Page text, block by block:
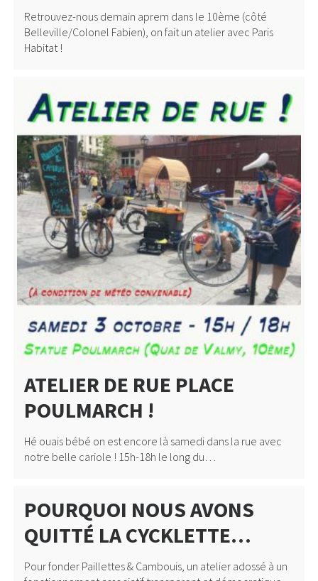
Retrouvez-nous demain aprem dans le 10ème (côté
Belleville/Colonel Fabien), on fait un atelier avec Paris
Habitat !
ATELIER DE RUE PLACE
POULMARCH !
Hé ouais bébé on est encore là samedi dans la rue avec
notre belle cariole ! 15h-18h le long du…
POURQUOI NOUS AVONS
QUITTÉ LA CYCKLETTE…
Pour fonder Paillettes & Cambouis, un atelier adossé à un